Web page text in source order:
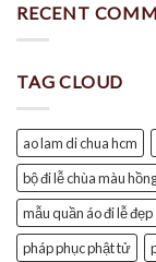
RECENT
TAG CLOUD
ao lam di chua hcm
bộ đi lễ chùa màu
mẫu quần áo đi lễ đẹp
pháp phục phật tử